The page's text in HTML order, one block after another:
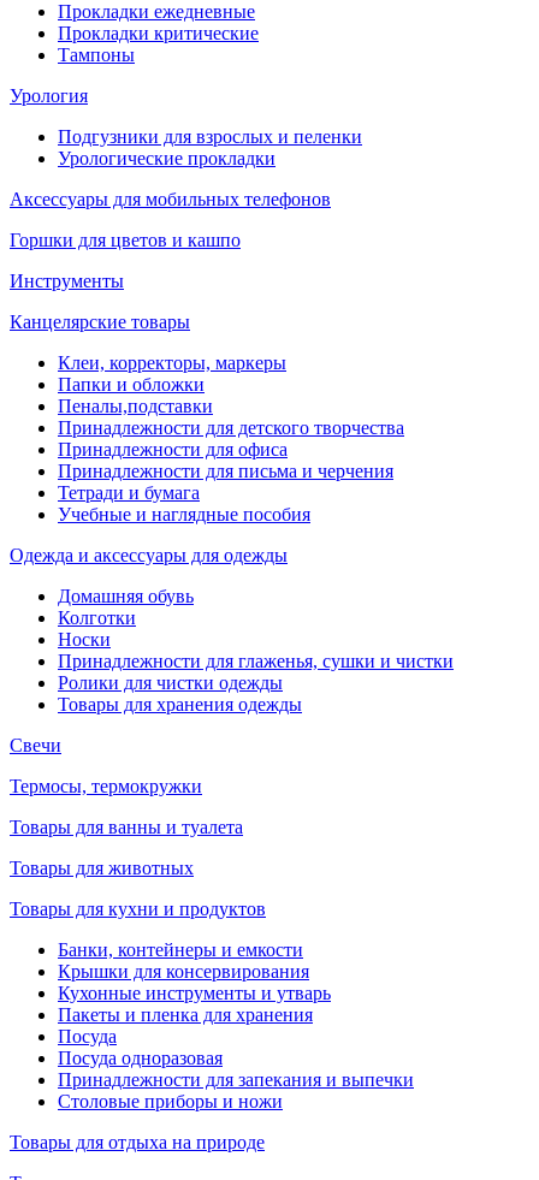
Прокладки ежедневные
Прокладки критические
Тампоны
Урология
Подгузники для взрослых и пеленки
Урологические прокладки
Аксессуары для мобильных телефонов
Горшки для цветов и кашпо
Инструменты
Канцелярские товары
Клеи, корректоры, маркеры
Папки и обложки
Пеналы,подставки
Принадлежности для детского творчества
Принадлежности для офиса
Принадлежности для письма и черчения
Тетради и бумага
Учебные и наглядные пособия
Одежда и аксессуары для одежды
Домашняя обувь
Колготки
Носки
Принадлежности для глаженья, сушки и чистки
Ролики для чистки одежды
Товары для хранения одежды
Свечи
Термосы, термокружки
Товары для ванны и туалета
Товары для животных
Товары для кухни и продуктов
Банки, контейнеры и емкости
Крышки для консервирования
Кухонные инструменты и утварь
Пакеты и пленка для хранения
Посуда
Посуда одноразовая
Принадлежности для запекания и выпечки
Столовые приборы и ножи
Товары для отдыха на природе